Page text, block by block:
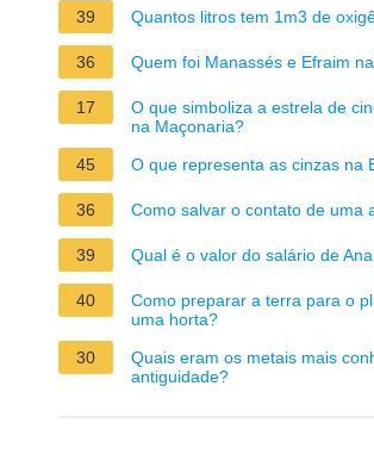
39 Quantos litros tem 1m3 de
36 Quem foi Manassés e Efraim
17
O que simboliza a estrela de
na Maçonaria?
45
O que representa as cinzas na
36 Como salvar o contato de uma
39 Qual é o valor do salário de
40
Como preparar a terra para o
uma horta?
30
Quais eram os metais mais
antiguidade?